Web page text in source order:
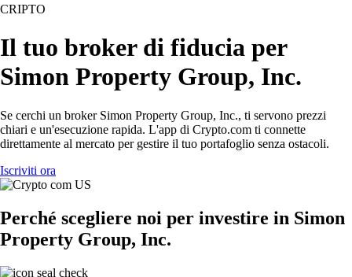
CRIPTO
Il tuo broker di fiducia per
Simon Property Group, Inc.
Se cerchi un broker Simon Property Group, Inc., ti servono prezzi
chiari e un'esecuzione rapida. L'app di Crypto.com ti connette
direttamente al mercato per gestire il tuo portafoglio senza ostacoli.
Iscriviti ora
Perché scegliere noi per investire in Simon
Property Group, Inc.